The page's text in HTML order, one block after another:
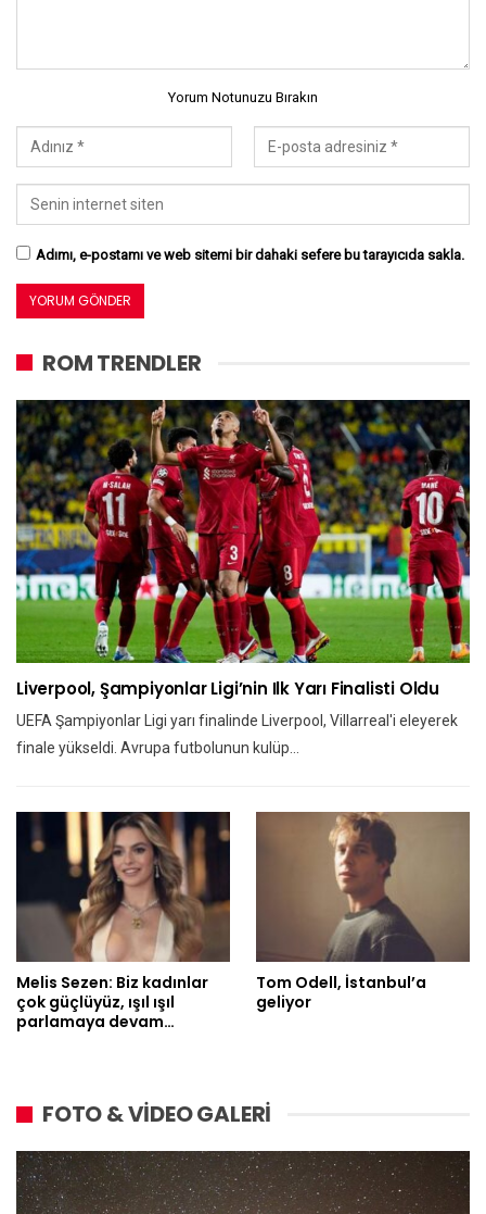
Yorum Notunuzu Bırakın
Adımı, e-postamı ve web sitemi bir dahaki sefere bu tarayıcıda sakla.
ROM TRENDLER
Liverpool, Şampiyonlar Ligi’nin Ilk Yarı Finalisti Oldu
UEFA Şampiyonlar Ligi yarı finalinde Liverpool, Villarreal'i eleyerek
finale yükseldi. Avrupa futbolunun kulüp…
Melis Sezen: Biz kadınlar
çok güçlüyüz, ışıl ışıl
parlamaya devam…
Tom Odell, İstanbul’a
geliyor
FOTO & VİDEO GALERİ